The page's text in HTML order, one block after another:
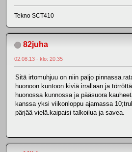
Tekno SCT410
82juha
02.08.13 - klo: 20.35
Sitä irtomuhjuu on niin paljo
huonoon kuntoon.kiviä irrallaan ja
huonossa kunnossa ja pääsuora
kanssa yksi viikonloppu ajamassa
pärjää vielä.kaipaisi talkoilua ja savea.